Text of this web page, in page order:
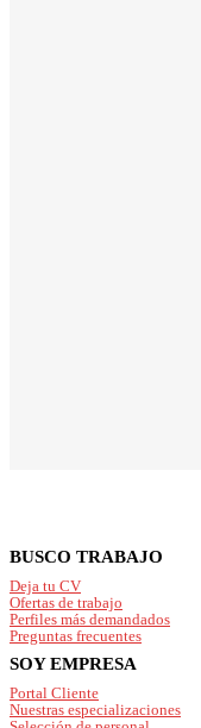
Footer
BUSCO TRABAJO
Deja tu CV
Ofertas de trabajo
Perfiles más demandados
Preguntas frecuentes
SOY EMPRESA
Portal Cliente
Nuestras especializaciones